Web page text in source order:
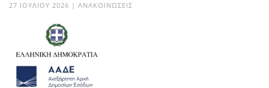
27 ΙΟΥΛΊΟΥ 2026 | ΑΝΑΚΟΙΝΏΣΕΙΣ